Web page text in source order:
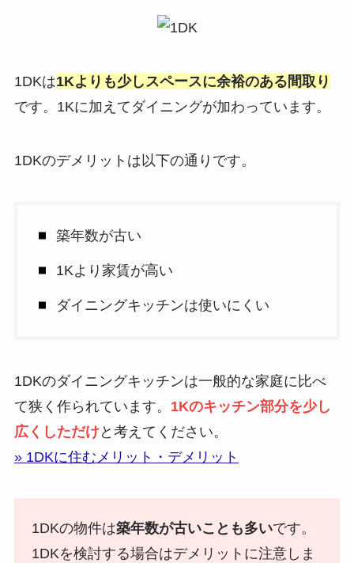
1DKは1Kよりも少しスペースに余裕のある間取り
です。1Kに加えてダイニングが加わっています。
1DKのデメリットは以下の通りです。
築年数が古い
1Kより家賃が高い
ダイニングキッチンは使いにくい
1DKのダイニングキッチンは一般的な家庭に比べ
て狭く作られています。 1Kのキッチン部分を少し
広くしただけと考えてください。
» 1DKに住むメリット・デメリット
1DKの物件は築年数が古いことも多いです。
1DKを検討する場合はデメリットに注意しま